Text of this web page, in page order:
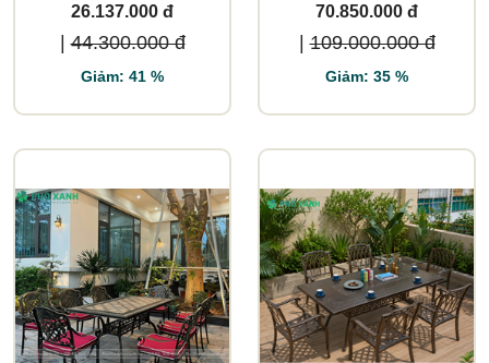
26.137.000 đ
| 44.300.000 đ
Giảm: 41 %
70.850.000 đ
| 109.000.000 đ
Giảm: 35 %